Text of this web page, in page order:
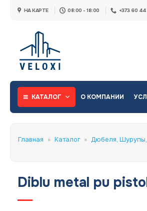
НА КАРТЕ 08:00 - 18:00 +373 60
КАТАЛОГ О КОМПАНИИ
Главная » Каталог » Дюбеля, Шурупы,
Diblu metal pu